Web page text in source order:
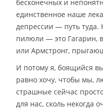
бесконечных и
единственное наше
депрессии — путь
пилюли — это Гагарин,
или Армстронг,
И потому я, боящийся
равно хочу, чтобы мы,
страшные сейчас
для нас, сколь некогда